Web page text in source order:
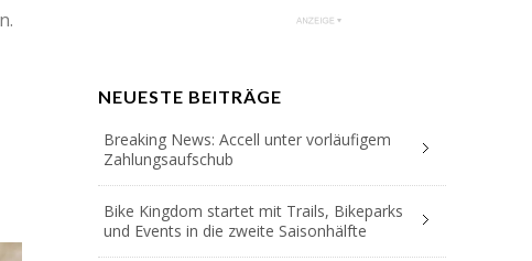
NEUESTE BEITRÄGE
Breaking News: Accell unter vorläufigem
Zahlungsaufschub
Bike Kingdom startet mit Trails, Bikeparks
und Events in die zweite Saisonhälfte